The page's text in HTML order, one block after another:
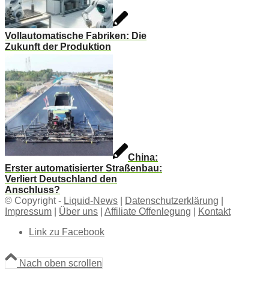
Vollautomatische Fabriken: Die
Zukunft der Produktion
China:
Erster automatisierter Straßenbau:
Verliert Deutschland den
Anschluss?
© Copyright - Liquid-News Datenschutzerklärung
Impressum
Über uns Affiliate Offenlegung
Kontakt
Link zu Facebook
Nach oben scrollen